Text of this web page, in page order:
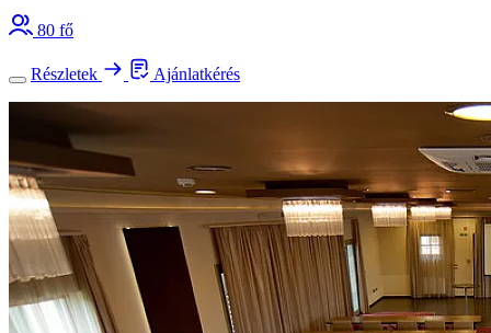
80 fő
Részletek Ajánlatkérés